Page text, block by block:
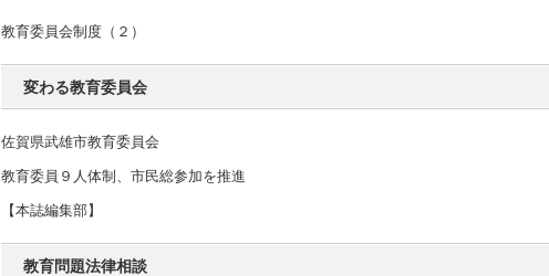
教育委員会制度（２）
変わる教育委員会
佐賀県武雄市教育委員会
教育委員９人体制、市民総参加を推進
【本誌編集部】
教育問題法律相談